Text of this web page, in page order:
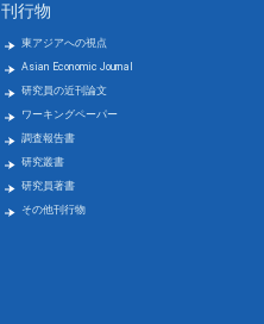
刊行物
東アジアへの視点
Asian Economic Journal
研究員の近刊論文
ワーキングペーパー
調査報告書
研究叢書
研究員著書
その他刊行物